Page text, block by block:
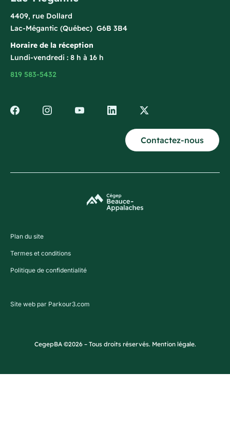
4409, rue Dollard
Lac-Mégantic (Québec) G6B 3B4
Horaire de la réception
Lundi-vendredi : 8 h à 16 h
819 583-5432
Contactez-nous
Plan du site
Termes et conditions
Politique de confidentialité
Site web par Parkour3.com
CegepBA ©2026 – Tous droits réservés. Mention légale.